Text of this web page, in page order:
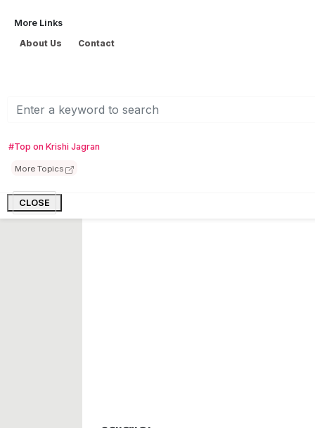
More Links
About Us
Contact
#Top on Krishi Jagran
More Topics
CLOSE
ଯୋଜନା ର ଉଦ୍ଦେଶ୍ୟ :-
ଲକ୍ଷ୍ୟ ରଖିଛନ୍ତି । ଏହି ଯୋଜନା ଅଧୀନରେ